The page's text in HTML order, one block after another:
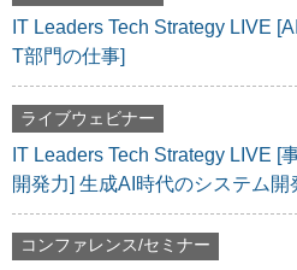
IT Leaders Tech Strategy LIVE
T部門の仕事]
ライブウェビナー
IT Leaders Tech Strategy LIVE [
開発力] 生成AI時代のシステム開
コンファレンス/セミナー